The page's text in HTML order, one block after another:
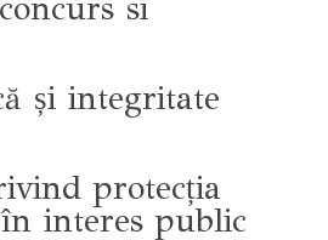
și integritate
protecția
interes public